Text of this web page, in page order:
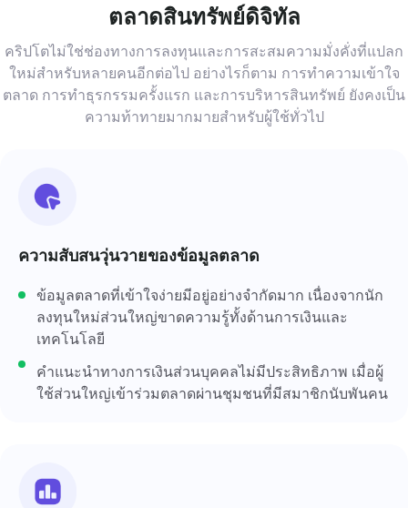
ตลาดสินทรัพย์ดิจิทัล
คริปโตไม่ใช่ช่องทางการลงทุนและการสะสมความมั่งคั่งที่แปลก
ใหม่สำหรับหลายคนอีกต่อไป อย่างไรก็ตาม การทำความเข้าใจ
ตลาด การทำธุรกรรมครั้งแรก และการบริหารสินทรัพย์ ยังคงเป็น
ความท้าทายมากมายสำหรับผู้ใช้ทั่วไป
ความสับสนวุ่นวายของข้อมูลตลาด
ข้อมูลตลาดที่เข้าใจง่ายมีอยู่อย่างจำกัดมาก เนื่องจากนัก
ลงทุนใหม่ส่วนใหญ่ขาดความรู้ทั้งด้านการเงินและ
เทคโนโลยี
คำแนะนำทางการเงินส่วนบุคคลไม่มีประสิทธิภาพ เมื่อผู้
ใช้ส่วนใหญ่เข้าร่วมตลาดผ่านชุมชนที่มีสมาชิกนับพันคน